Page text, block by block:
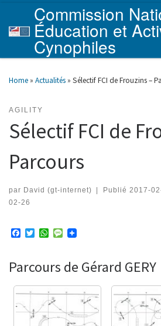
Skip to content
Commission
Éducation et
Cynophiles
Home » Actualités » Sélectif FCI de Frouzins –
AGILITY
Sélectif FCI de
Parcours
par David (gt-internet) Publié 2017-
02-26
b
o
T
t
r
W
s
p
p
M
a
e
Parcours de Gérard GERY